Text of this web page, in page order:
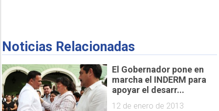
Noticias Relacionadas
El Gobernador pone en
marcha el INDERM para
apoyar el desarr...
12 de enero de 2013